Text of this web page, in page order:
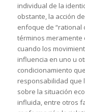
individual de la
obstante, la acción
enfoque de “rational
términos meramente
cuando los
influencia en uno u
condicionamiento
responsabilidad que
sobre la situación
influida, entre otros